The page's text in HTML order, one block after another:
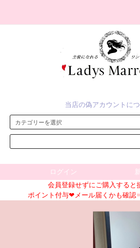
当店の偽アカウントに
ログイン
会員登録せずにご購入すると
ポイント付与❤メール届くかも確認